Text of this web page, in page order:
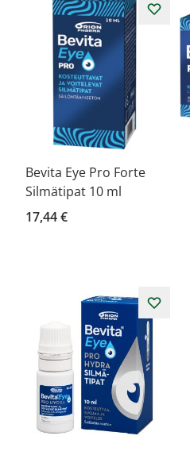
Bevita Eye Pro Forte
Silmätipat 10 ml
17,44 €